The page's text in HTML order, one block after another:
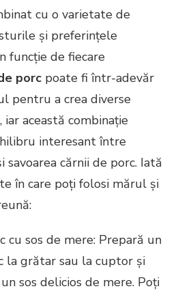
cu o varietate de
și preferințele
funcție de fiecare
porc poate fi într-adevăr
pentru a crea diverse
această combinație
interesant între
cărnii de porc. Iată
în care poți folosi mărul și
cu sos de mere: Prepară un
la grătar sau la cuptor și
sos delicios de mere. Poți